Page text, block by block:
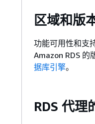
区域和版
功能可用性和支
Amazon RDS
据库引擎。
RDS 代理